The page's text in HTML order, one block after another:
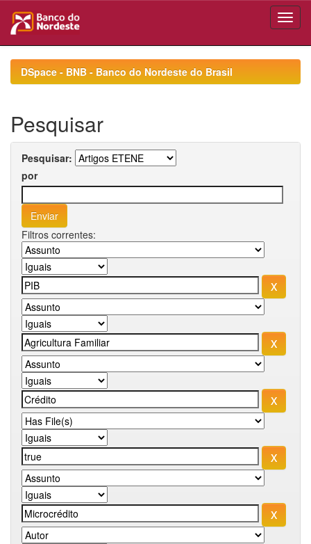
navigationDSpace - BNB - Banco do Nordeste do Brasil
Pesquisar
Pesquisar:
por
Filtros correntes: